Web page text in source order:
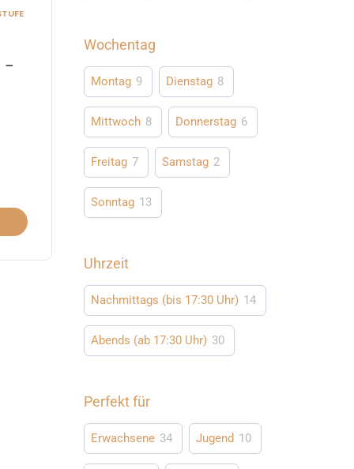
Wochentag
Montag 9 Dienstag 8
Mittwoch 8 Donnerstag 6
Freitag 7 Samstag 2
Sonntag 13
Uhrzeit
Nachmittags (bis 17:30 Uhr) 14
Abends (ab 17:30 Uhr) 30
Perfekt für
Erwachsene 34 Jugend 10